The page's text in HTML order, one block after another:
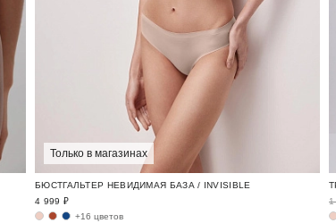
Только в магазинах
БЮСТГАЛЬТЕР НЕВИДИМАЯ БАЗА / INVISIBLE
4 999 ₽
+16 цветов
1